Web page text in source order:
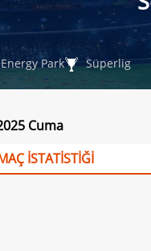
Park Süperlig
Cuma
İSTATİSTİĞİ